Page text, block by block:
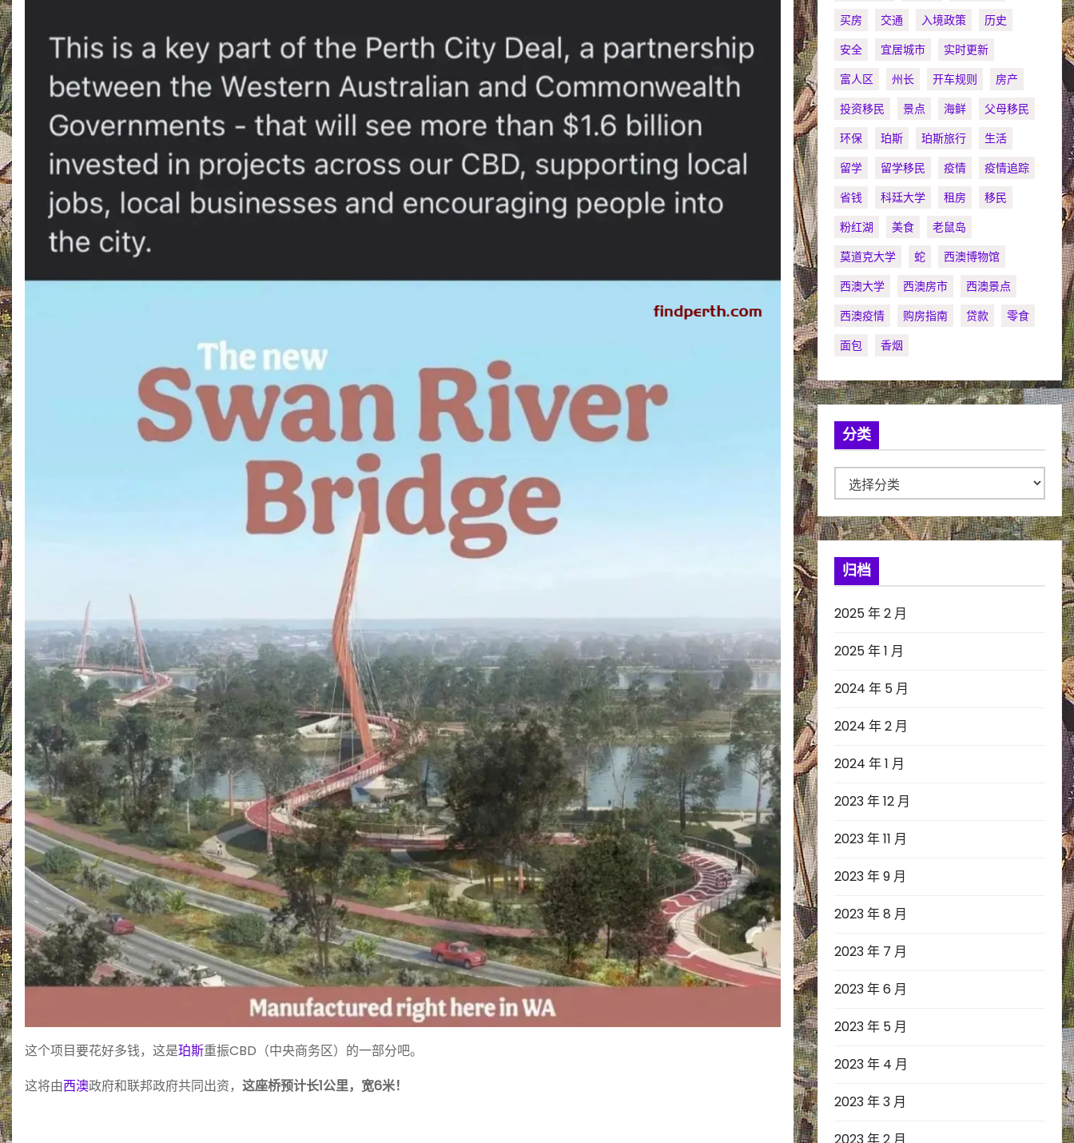
这个项目要花好多钱，这是珀斯重振CBD（中央商务区）的一部分吧。
这将由西澳政府和联邦政府共同出资， 这座桥预计长1公里，宽6米！
买房
交通 入境政策
历史
安全
宜居城市
实时更新
富人区
州长 开车规则
房产
投资移民
景点 海鲜
父母移民
环保
珀斯 珀斯旅行
生活
留学
留学移民 疫情
疫情追踪
省钱
科廷大学 租房
移民
粉红湖
美食
老鼠岛
莫道克大学
蛇
西澳博物馆
西澳大学
西澳房市
西澳景点
西澳疫情
购房指南 贷款
零食
面包
香烟
分类
类
归档
2025 年 2 月
2025 年 1 月
2024 年 5 月
2024 年 2 月
2024 年 1 月
2023 年 12 月
2023 年 11 月
2023 年 9 月
2023 年 8 月
2023 年 7 月
2023 年 6 月
2023 年 5 月
2023 年 4 月
2023 年 3 月